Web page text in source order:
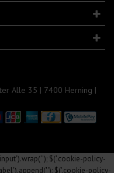
Alle 35 | 7400 Herning |
'); $('.cookie-policy-
'); $('.cookie-policy-